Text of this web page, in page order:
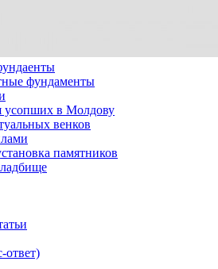
фундаменты
усопших в Молдову
венков
памятников
ответ)